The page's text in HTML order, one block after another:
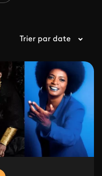
Trier par date